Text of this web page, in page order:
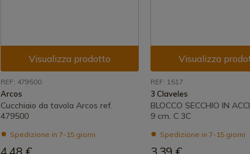
Visualizza prodotto
REF: 479500
Arcos
Cucchiaio da tavola Arcos ref.
479500
Spedizione in 7-15 giorni
Visualizza
REF: 1517
3 Claveles
BLOCCO SECCHIO IN
9 cm. C 3C
Spedizione in 7-15 giorni